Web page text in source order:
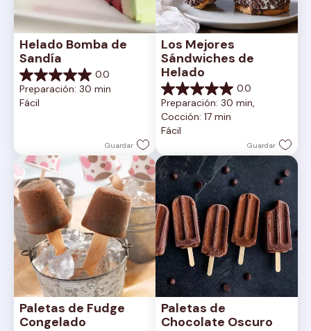
Helado Bomba de
Sandía
0.0
0.0
de
5
Preparación: 30 min
Fácil
Guardar
Los Mejores
Sándwiches de
Helado
0.0
0.0
de
5
estrellas.
Preparación: 30 min,
Cocción: 17 min
Fácil
Guardar
Paletas de Fudge
Congelado
Paletas de
Chocolate Oscuro